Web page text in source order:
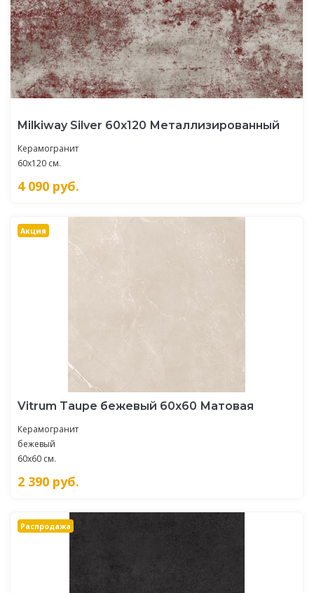
Milkiway Silver 60х120 Металлизированный
Керамогранит
60x120 см.
4 090 руб.
Акция
Vitrum Taupe бежевый 60x60 Матовая
Керамогранит
бежевый
60x60 см.
2 390 руб.
Распродажа